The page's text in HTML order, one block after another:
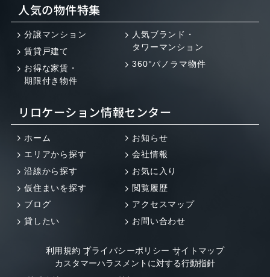
人気の物件特集
分譲マンション
賃貸戸建て
お得な家賃・
期限付き物件
人気ブランド・
タワーマンション
360°パノラマ物件
リロケーション情報センター
ホーム
エリアから探す
沿線から探す
仮住まいを探す
ブログ
貸したい
お知らせ
会社情報
お気に入り
閲覧履歴
アクセスマップ
お問い合わせ
利用規約 プライバシーポリシー サイトマップ
カスタマーハラスメントに対する行動指針